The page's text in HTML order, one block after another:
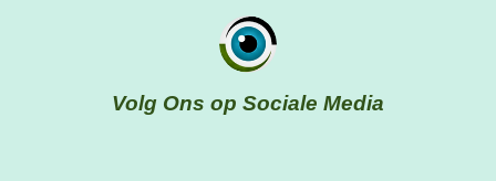
Volg Ons op Sociale Media